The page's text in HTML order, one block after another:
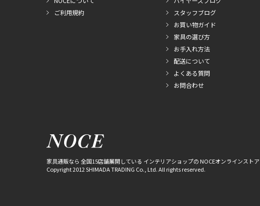
ご利用規約
スタッフブログ
お買い物ガイド
家具の選び方
お手入れ方法
配送について
よくある質問
お問合わせ
家具通販なら 全国15店舗展開している インテリアショップの NOCEオンラインストア
Copyright 2012 SHIMADA TRADING Co., Ltd. All rights reserved.